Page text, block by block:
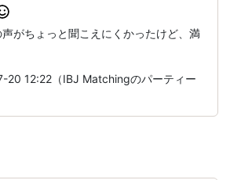
がちょっと聞こえにくかったけど、満
20 12:22（IBJ Matchingのパーティー